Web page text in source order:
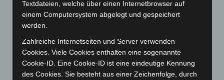
Oktober 2025(112)
September 2025
August 2025 (90)
Juli 2025(90)
Juni 2025(103)
Textdateien, welche über einen Internetbrowser auf
einem Computersystem abgelegt und gespeichert
werden.
Zahlreiche Internetseiten und Server verwenden
Cookies. Viele Cookies enthalten eine sogenannte
Cookie-ID. Eine Cookie-ID ist eine eindeutige Kennung
des Cookies. Sie besteht aus einer Zeichenfolge, durch